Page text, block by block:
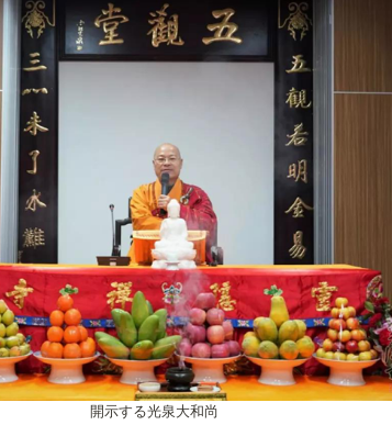
開示する光泉大和尚